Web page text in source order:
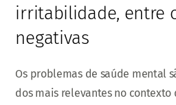
irritabilidade, entre
negativas
Os problemas de saúde mental
dos mais relevantes no contexto